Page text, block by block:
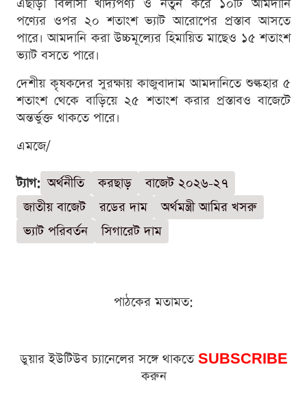
এছাড়া বিলাসী খাদ্যপণ্য ও নতুন করে ১০টি আমদানি
পণ্যের ওপর ২০ শতাংশ ভ্যাট আরোপের প্রস্তাব আসতে
পারে। আমদানি করা উচ্চমূল্যের হিমায়িত মাছেও ১৫ শতাংশ
ভ্যাট বসতে পারে।
দেশীয় কৃষকদের সুরক্ষায় কাজুবাদাম আমদানিতে শুল্কহার ৫
শতাংশ থেকে বাড়িয়ে ২৫ শতাংশ করার প্রস্তাবও বাজেটে
অন্তর্ভুক্ত থাকতে পারে।
এমজে/
ট্যাগ: অর্থনীতি করছাড়
বাজেট ২০২৬-২৭
জাতীয় বাজেট
রডের দাম
অর্থমন্ত্রী আমির খসরু
ভ্যাট পরিবর্তন
সিগারেট দাম
পাঠকের মতামত:
ডুয়ার ইউটিউব চ্যানেলের সঙ্গে থাকতে SUBSCRIBE
করুন